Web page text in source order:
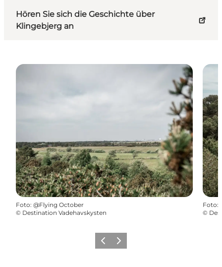
Hören Sie sich die Geschichte über
Klingebjerg an
Foto: @Flying October
© Destination Vadehavskysten
Foto:
©
ZurückWeiter